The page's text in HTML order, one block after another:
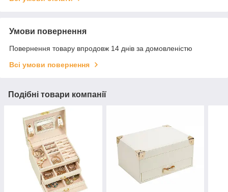
Умови повернення
Повернення товару впродовж 14 днів за домовленістю
Всі умови повернення
Подібні товари компанії